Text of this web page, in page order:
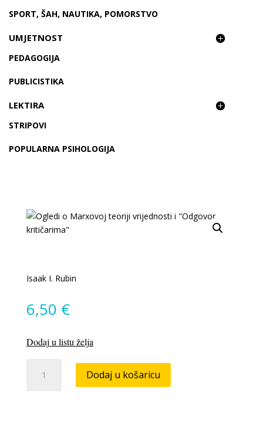
SPORT, ŠAH, NAUTIKA, POMORSTVO
UMJETNOST
PEDAGOGIJA
PUBLICISTIKA
LEKTIRA
STRIPOVI
POPULARNA PSIHOLOGIJA
Isaak I. Rubin
6,50 €
Dodaj u listu želja
Dodaj u košaricu